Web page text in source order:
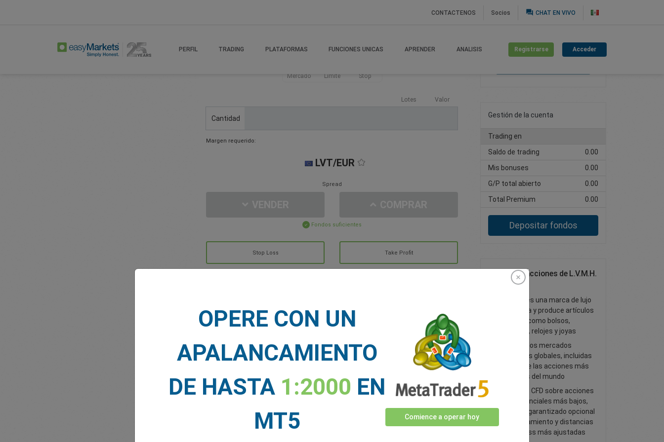
CONTACTENOS Socios question_answer CHAT EN VIVO
PERFIL TRADING PLATAFORMAS FUNCIONES UNICAS APRENDER ANALISIS Registrarse Acceder
Mercado Límite Stop
Lotes Valor
Cantidad
Margen requerido:
LVT/EUR
Spread
Fondos suficientes
Stop Loss Take Profit
Ver más >
Cree una cuenta de
Gestión de la cuenta
Trading en
Saldo de trading
0.00
Mis bonuses
0.00
G/P total abierto
0.00
Total Premium
0.00
Depositar fondos
Opera con acciones de L.V.M.H.
SE LVMH
LVMH SE es una marca de lujo
que diseña y produce artículos
de moda, como bolsos,
perfumes, relojes y joyas
Accede a los mercados
financieros globales, incluidas
algunas de las acciones más
conocidas del mundo
Opera con CFD sobre acciones
con diferenciales más bajos,
stop loss garantizado opcional
sin deslizamiento y distancias
de stop loss más ajustadas
OPERE CON UN
APALANCAMIENTO
DE HASTA 1:2000 EN
MT5
Comience a operar hoy